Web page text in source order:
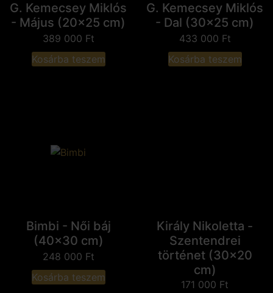
G. Kemecsey Miklós
- Május (20x25 cm)
389 000 Ft
Kosárba teszem
G. Kemecsey Miklós
- Dal (30x25 cm)
433 000 Ft
Kosárba teszem
Bimbi - Női báj
(40x30 cm)
248 000 Ft
Kosárba teszem
Király Nikoletta -
Szentendrei
történet (30x20
cm)
171 000 Ft